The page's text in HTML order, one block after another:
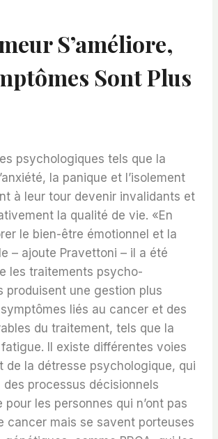
S’améliore,
Sont Plus
psychologiques tels que la
la panique et l’isolement
à leur tour devenir invalidants et
la qualité de vie. «En
le bien-être émotionnel et la
– ajoute Pravettoni – il a été
les traitements psycho-
produisent une gestion plus
liés au cancer et des
du traitement, tels que la
Il existe différentes voies
de la détresse psychologique, qui
processus décisionnels
pour les personnes qui n’ont pas
cancer mais se savent porteuses